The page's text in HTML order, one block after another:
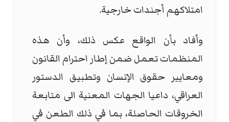
امتلاكهم أجندات خارجية.
وأفاد بأن الواقع عكس ذلك، وأن هذه
المنظمات تعمل ضمن إطار احترام القانون
ومعايير حقوق الإنسان وتطبيق الدستور
العراقي، داعيا الجهات المعنية الى متابعة
الخروقات الحاصلة، بما في ذلك الطعن في